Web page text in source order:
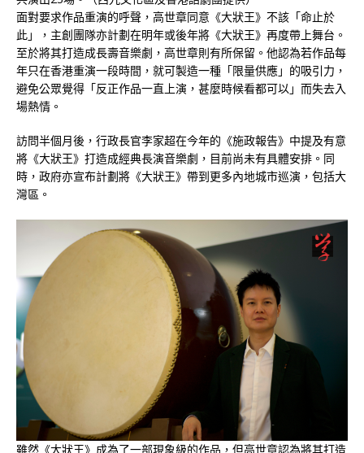
面對要求作品重演的呼聲，高世章同意《大狀王》不該「命止於
此」，主創團隊亦計劃在明年或後年將《大狀王》再度帶上舞台。
至於將其打造成長壽音樂劇，高世章則有所保留。他認為若作品每
年只在香港重演一段時間，就可製造一種「限量供應」的吸引力，
避免公眾覺得「反正作品一直上演，甚麼時候看都可以」而失去入
場熱情。
訪問半個月後，行政長官李家超在今年的《施政報告》中提及有意
將《大狀王》打造成經典長演音樂劇，目前尚未有具體安排。同
時，政府亦宣布計劃將《大狀王》帶到更多內地城市巡演，包括大
灣區。
雖然《大狀王》成為了一部現象級的作品，但高世章認為將其打造